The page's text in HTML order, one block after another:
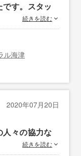
す。スタッ
続きを読む
ル海津
2020年07月20日
々の協力な
続きを読む